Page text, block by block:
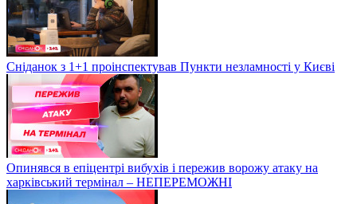
Сніданок з 1+1 проінспектував Пункти незламності у Києві
Опинявся в епіцентрі вибухів і пережив ворожу атаку на
харківський термінал – НЕПЕРЕМОЖНІ